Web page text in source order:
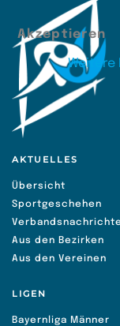
AKTUELLES
Übersicht
Sportgeschehen
Aus den Bezirken
Aus den Vereinen
LIGEN
Bayernliga Männer
Akzeptieren
Weitere